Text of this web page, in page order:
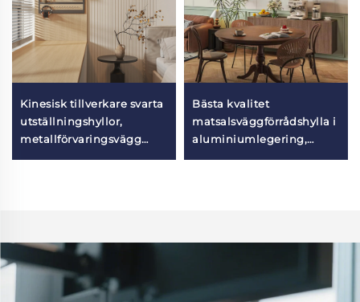
Kinesisk tillverkare svarta
utställningshyllor,
metallförvaringsvägg
Bästa kvalitet
matsalsväggförrådshylla i
aluminiumlegering,